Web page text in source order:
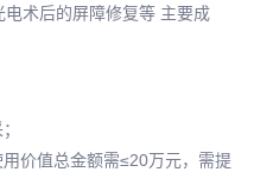
术后的屏障修复等 主要成
价值总金额需≤20万元，需提